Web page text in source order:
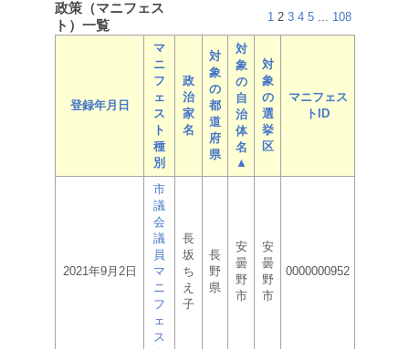
政策（マニフェス
ト）一覧
1 2 3 4 5 ... 108
登録年月日
マ
ニ
フ
ェ
ス
ト
種
別
政
治
家
名
対
象
の
都
道
府
県
対
象
の
自
治
体
名
▲
対
象
の
選
挙
区
マニフェス
トID
2021年9月2日
市
議
会
議
員
マ
ニ
フ
ェ
ス
長
坂
ち
え
子
長
野
県
安
曇
野
市
安
曇
野
市
0000000952